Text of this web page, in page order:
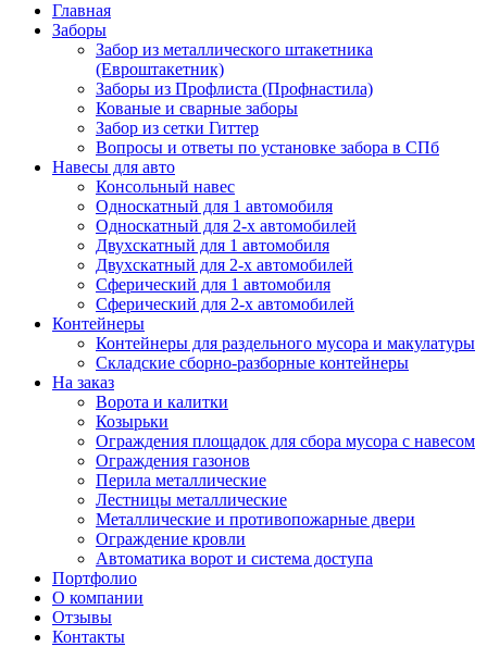
Главная
Заборы
Забор из металлического штакетника
(Евроштакетник)
Заборы из Профлиста (Профнастила)
Кованые и сварные заборы
Забор из сетки Гиттер
Вопросы и ответы по установке забора в СПб
Навесы для авто
Консольный навес
Односкатный для 1 автомобиля
Односкатный для 2-х автомобилей
Двухскатный для 1 автомобиля
Двухскатный для 2-х автомобилей
Сферический для 1 автомобиля
Сферический для 2-х автомобилей
Контейнеры
Контейнеры для раздельного мусора и макулатуры
Складские сборно-разборные контейнеры
На заказ
Ворота и калитки
Козырьки
Ограждения площадок для сбора мусора с навесом
Ограждения газонов
Перила металлические
Лестницы металлические
Металлические и противопожарные двери
Ограждение кровли
Автоматика ворот и система доступа
Портфолио
О компании
Отзывы
Контакты